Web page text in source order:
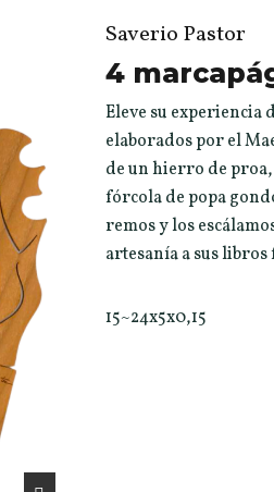
Saverio Pastor
4
Eleve su experiencia
elaborados por el
de un hierro de
fórcola de popa
remos y los
artesanía a sus
15~24x5x0,15